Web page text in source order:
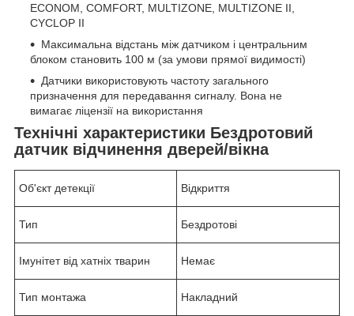
ECONOM, COMFORT, MULTIZONE, MULTIZONE II,
CYCLOP II
Максимальна відстань між датчиком і центральним
блоком становить 100 м (за умови прямої видимості)
Датчики використовують частоту загального
призначення для передавання сигналу. Вона не
вимагає ліцензії на використання
Технічні характеристики Бездротовий
датчик відчинення дверей/вікна
Об'єкт детекції Відкриття
Тип Бездротові
Імунітет від хатніх тварин Немає
Тип монтажа Накладний